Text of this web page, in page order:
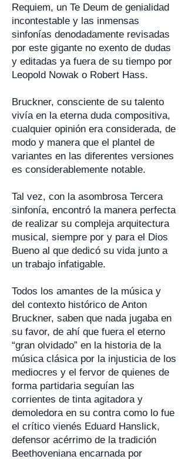
Requiem, un Te Deum de genialidad
incontestable y las inmensas
sinfonías denodadamente revisadas
por este gigante no exento de dudas
y editadas ya fuera de su tiempo por
Leopold Nowak o Robert Hass.
Bruckner, consciente de su talento
vivía en la eterna duda compositiva,
cualquier opinión era considerada, de
modo y manera que el plantel de
variantes en las diferentes versiones
es considerablemente notable.
Tal vez, con la asombrosa Tercera
sinfonía, encontró la manera perfecta
de realizar su compleja arquitectura
musical, siempre por y para el Dios
Bueno al que dedicó su vida junto a
un trabajo infatigable.
Todos los amantes de la música y
del contexto histórico de Anton
Bruckner, saben que nada jugaba en
su favor, de ahí que fuera el eterno
“gran olvidado” en la historia de la
música clásica por la injusticia de los
mediocres y el fervor de quienes de
forma partidaria seguían las
corrientes de tinta agitadora y
demoledora en su contra como lo fue
el crítico vienés Eduard Hanslick,
defensor acérrimo de la tradición
Beethoveniana encarnada por